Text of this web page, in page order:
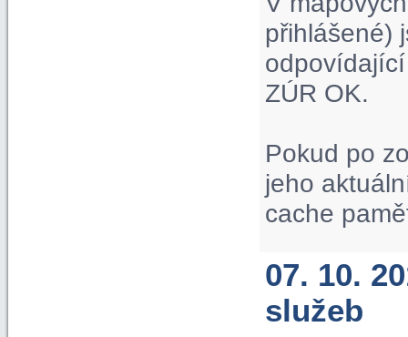
přihlášené)
ZÚR OK.
Pokud po
jeho
cache
07. 10.
služeb